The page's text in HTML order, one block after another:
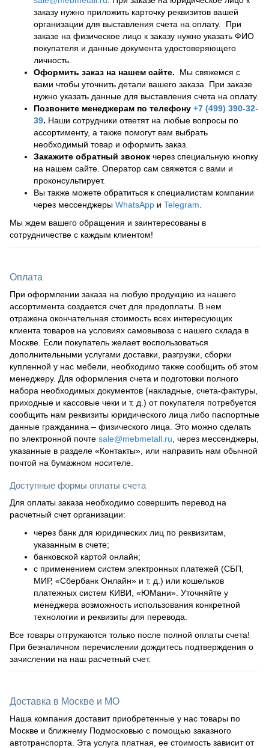
заказу нужно приложить карточку реквизитов вашей
организации для выставления счета на оплату. При
заказе на физическое лицо к заказу нужно указать ФИО
покупателя и данные документа удостоверяющего
личность.
Оформить заказ на нашем сайте. Мы свяжемся с
вами чтобы уточнить детали вашего заказа. При заказе
нужно указать данные для выставления счета на оплату.
Позвоните менеджерам по телефону +7 (499) 390-32-
39. Наши сотрудники ответят на любые вопросы по
ассортименту, а также помогут вам выбрать
необходимый товар и оформить заказ.
Закажите обратный звонок через специальную кнопку
на нашем сайте. Оператор сам свяжется с вами и
проконсультирует.
Вы также можете обратиться к специалистам компании
через мессенджеры WhatsApp и Telegram
Мы ждем вашего обращения и заинтересованы в
сотрудничестве с каждым клиентом!
Оплата
При оформлении заказа на любую продукцию из нашего
ассортимента создается счет для предоплаты. В нем
отражена окончательная стоимость всех интересующих
клиента товаров на условиях самовывоза с нашего склада в
Москве. Если покупатель желает воспользоваться
дополнительными услугами доставки, разгрузки, сборки
купленной у нас мебели, необходимо также сообщить об этом
менеджеру. Для оформления счета и подготовки полного
набора необходимых документов (накладные, счета-фактуры,
приходные и кассовые чеки и т. д.) от покупателя потребуется
сообщить нам реквизиты юридического лица либо паспортные
данные гражданина – физического лица. Это можно сделать
по электронной почте sale@mebmetall.ru , через мессенджеры,
указанные в разделе «Контакты», или направить нам обычной
почтой на бумажном носителе.
Доступные формы оплаты счета
Для оплаты заказа необходимо совершить перевод на
расчетный счет организации:
через банк для юридических лиц по реквизитам,
указанным в счете;
банковской картой онлайн;
с применением систем электронных платежей (СБП,
МИР, «Сбербанк Онлайн» и т. д.) или кошельков
платежных систем КИВИ, «ЮМани». Уточняйте у
менеджера возможность использования конкретной
технологии и реквизиты для перевода.
Все товары отгружаются только после полной оплаты счета!
При безналичном перечислении дождитесь подтверждения о
зачислении на наш расчетный счет.
Доставка в Москве и МО
Наша компания доставит приобретенные у нас товары по
Москве и ближнему Подмосковью с помощью заказного
автотранспорта. Эта услуга платная, ее стоимость зависит от